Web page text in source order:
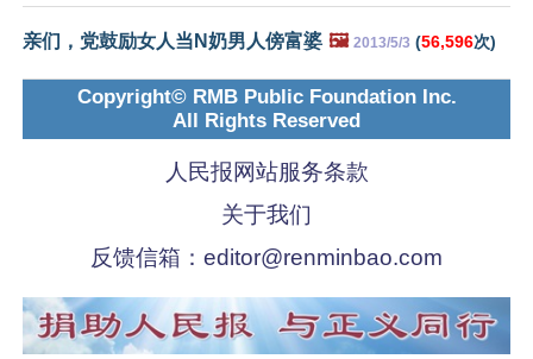
亲们，党鼓励女人当N奶男人傍富婆 🖼️ 2013/5/3 (56,596次)
Copyright© RMB Public Foundation Inc.
All Rights Reserved
人民报网站服务条款
关于我们
反馈信箱： editor@renminbao.com